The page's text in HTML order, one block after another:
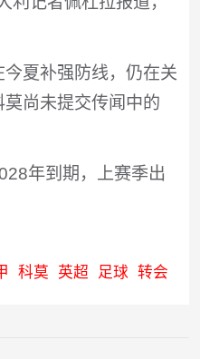
夏补强防线，仍在关
尚未提交传闻中的
年到期，上赛季出
科莫 英超 足球 转会